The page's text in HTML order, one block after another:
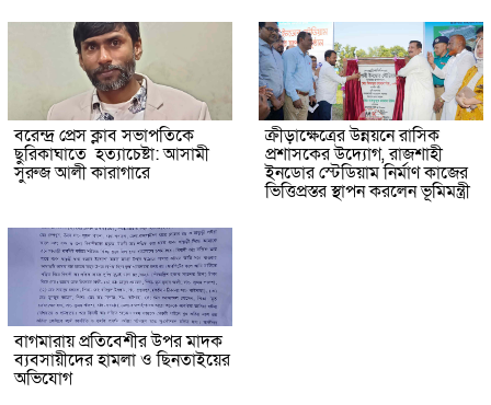
বরেন্দ্র প্রেস ক্লাব সভাপতিকে
ছুরিকাঘাতে হত্যাচেষ্টা: আসামী
সুরুজ আলী কারাগারে
ক্রীড়াক্ষেত্রের উন্নয়নে রাসিক
প্রশাসকের উদ্যোগ, রাজশাহী
ইনডোর স্টেডিয়াম নির্মাণ কাজের
ভিত্তিপ্রস্তর স্থাপন করলেন ভূমিমন্ত্রী
বাগমারায় প্রতিবেশীর উপর মাদক
ব্যবসায়ীদের হামলা ও ছিনতাইয়ের
অভিযোগ